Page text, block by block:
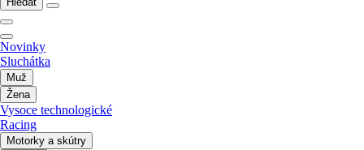
Novinky
Sluchátka
Muž
Žena
Vysoce technologické
Racing
Motorky a skútry